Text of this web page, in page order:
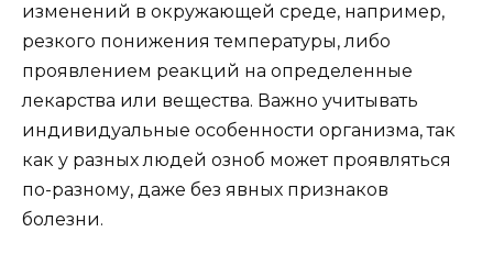
изменений в окружающей среде, например,
резкого понижения температуры, либо
проявлением реакций на определенные
лекарства или вещества. Важно учитывать
индивидуальные особенности организма, так
как у разных людей озноб может проявляться
по-разному, даже без явных признаков
болезни.